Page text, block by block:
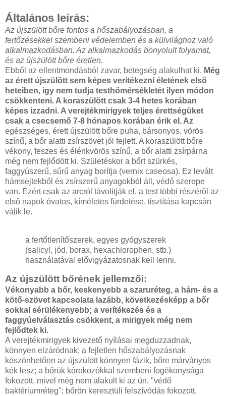
Általános leírás:
Az újszülött bőre fontos a hőszabályozásban, a
fertőzésekkel szembeni védelemben és a külvilághoz való
alkalmazkodásban. Az alkalmazkodás bonyolult folyamat,
és az újszülött bőre éretlen.
Ebből az ellentmondásból zavar, betegség alakulhat ki. Még
az érett újszülött sem képes verítékezni életének első
heteiben, így nem tudja testhőmérsékletét ilyen módon
csökkenteni. A koraszülött csak 3-4 hetes korában
képes izzadni. A verejtékmirigyek teljes érettségüket
csak a csecsemő 7-8 hónapos korában érik el. Az
egészséges, érett újszülött bőre puha, bársonyos, vörös
színű, a bőr alatti zsírszövet jól fejlett. A koraszülött bőre
vékony, feszes és élénkvörös színű, a bőr alatti zsírpárna
még nem fejlődött ki. Születéskor a bőrt szürkés,
faggyúszerű, sűrű anyag borítja (vernix caseosa). Ez levált
hámsejtekből és zsírszerű anyagokból áll, védő szerepe
van. Ezért csak az arcról távolítják el, a test többi részéről az
első napok óvatos, kíméletes fürdetése, tisztítása kapcsán
válik le.
a fertőtlenítőszerek, egyes gyógyszerek
(salicyl, jód, borax, hexachlorophen, stb.)
használatával elővigyázatosnak kell lenni.
Az újszülött bőrének jellemzői:
Vékonyabb a bőr, keskenyebb a szaruréteg, a hám- és a
kötő-szövet kapcsolata lazább, következésképp a bőr
sokkal sérülékenyebb; a verítékezés és a
faggyúelválasztás csökkent, a mirigyek még nem
fejlődtek ki.
A verejtékmirigyek kivezető nyílásai megduzzadnak,
könnyen elzáródnak; a fejletlen hőszabályozásnak
köszönhetően az újszülött könnyen fázik, bőre márványos
kék lesz; a bőrük kórokozókkal szembeni fogékonysága
fokozott, mivel még nem alakult ki az ún. "védő
baktériumréteg"; bőrön keresztüli felszívódás fokozott,